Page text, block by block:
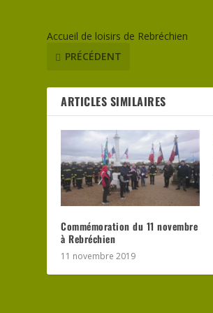
Accueil de loisirs de Rebréchien
PRÉCÉDENT
ARTICLES SIMILAIRES
Commémoration du 11 novembre
à Rebréchien
11 novembre 2019